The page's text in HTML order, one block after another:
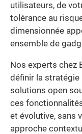
utilisateurs, de
tolérance au
dimensionnée
ensemble de
Nos experts chez
définir la stratégie
solutions open
ces
et évolutive, sans
approche